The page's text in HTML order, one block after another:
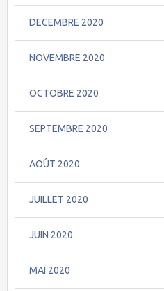
DECEMBRE 2020
NOVEMBRE 2020
OCTOBRE 2020
SEPTEMBRE 2020
AOÛT 2020
JUILLET 2020
JUIN 2020
MAI 2020